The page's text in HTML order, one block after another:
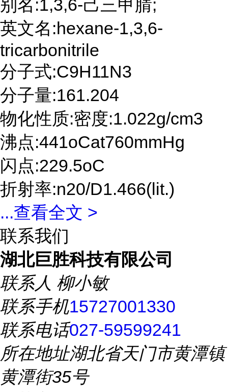
别名:1,3,6-己三甲腈;
英文名:hexane-1,3,6-
tricarbonitrile
分子式:C9H11N3
分子量:161.204
物化性质:密度:1.022g/cm3
沸点:441oCat760mmHg
闪点:229.5oC
折射率:n20/D1.466(lit.)
...查看全文 >
联系我们
湖北巨胜科技有限公司
联系人 柳小敏
联系手机15727001330
联系电话027-59599241
所在地址湖北省天门市黄潭镇
黄潭街35号